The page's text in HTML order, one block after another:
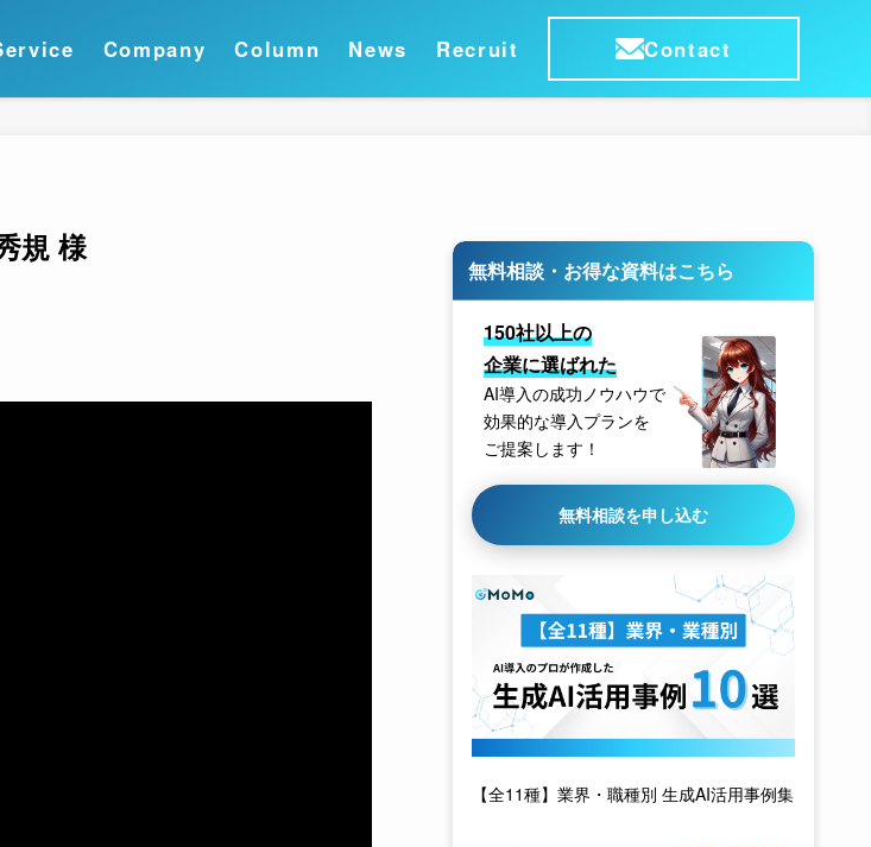
Company Column News Recruit Contact
規 様
無料相談・お得な資料はこちら
150社以上の
企業に選ばれた
AI導入の成功ノウハウで
効果的な導入プランを
ご提案します！
無料相談を申し込む
【全11種】業界・職種別 生成AI活用事例集